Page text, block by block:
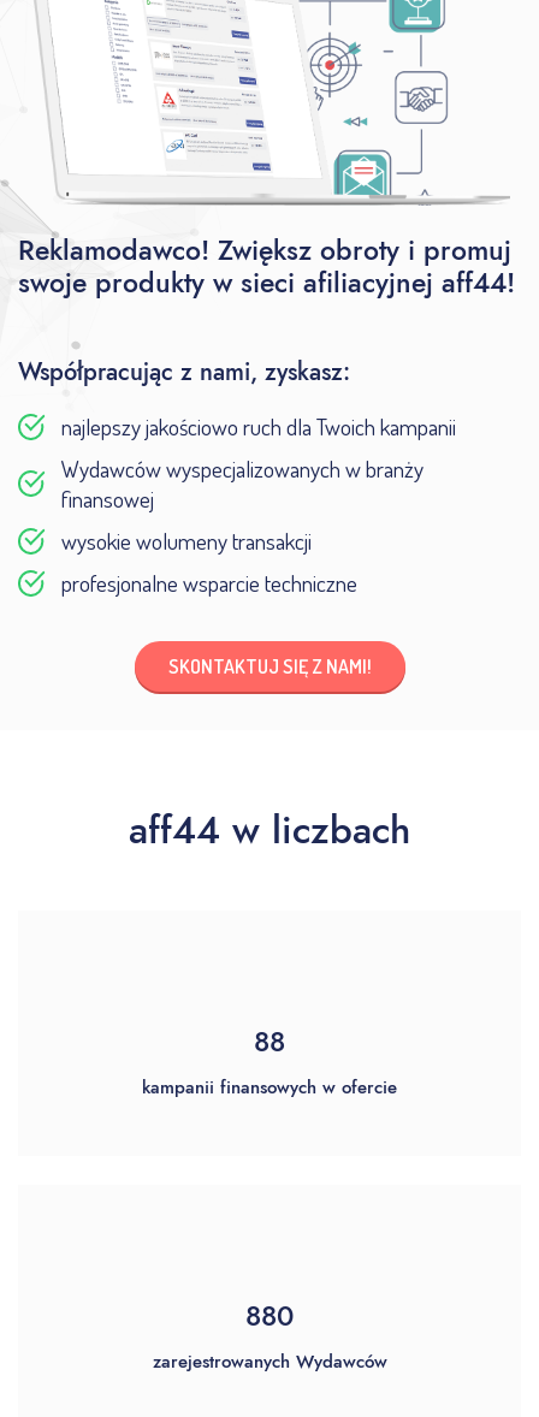
Reklamodawco! Zwiększ obroty i promuj
swoje produkty w sieci afiliacyjnej aff44!
Współpracując z nami, zyskasz:
najlepszy jakościowo ruch dla Twoich kampanii
Wydawców wyspecjalizowanych w branży
finansowej
wysokie wolumeny transakcji
profesjonalne wsparcie techniczne
SKONTAKTUJ SIĘ Z NAMI!
aff44 w liczbach
104
kampanii finansowych w ofercie
1000
zarejestrowanych Wydawców